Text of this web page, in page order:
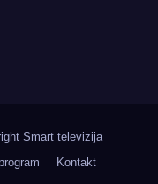
Smart televizija
Kontakt